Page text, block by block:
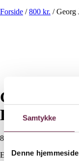
Samtykke
Denne
Forside /800 kr. /Georg
Georg
Elkedel 1,5L
800,00
Ekskl. moms